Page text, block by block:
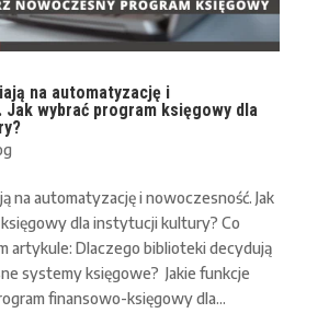
na automatyzację i
Jak wybrać program księgowy dla
na automatyzację i nowoczesność. Jak
dla instytucji kultury? Co
artykule: Dlaczego biblioteki decydują
systemy księgowe? Jakie funkcje
finansowo-księgowy dla...